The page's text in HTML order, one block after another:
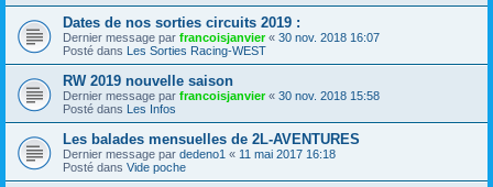
Dates de nos sorties circuits 2019 :
Dernier message par francoisjanvier« 30 nov. 2018 16:07
Posté dans Les Sorties Racing-WEST
RW 2019 nouvelle saison
Dernier message par francoisjanvier« 30 nov. 2018 15:58
Posté dans Les Infos
Les balades mensuelles de 2L-AVENTURES
Dernier message par dedeno1 « 11 mai 2017 16:18
Posté dans Vide poche